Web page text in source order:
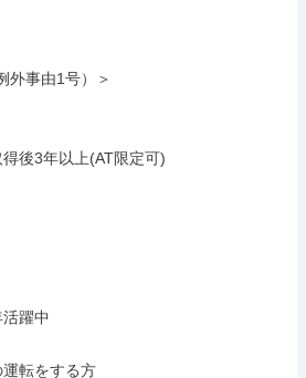
外事由1号）＞
後3年以上(AT限定可)
躍中
運転をする方